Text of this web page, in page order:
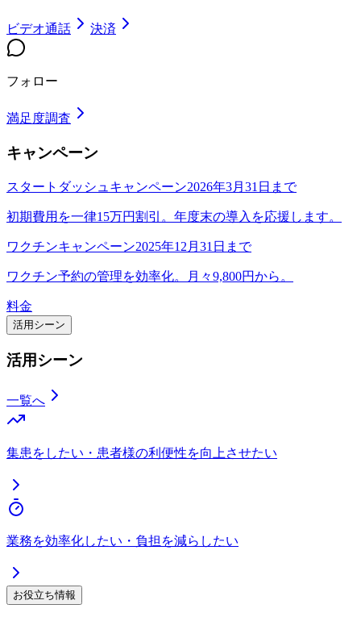
ビデオ通話 決済
フォロー
満足度調査
キャンペーン
スタートダッシュキャンペーン2026年3月31日まで
初期費用を一律15万円割引。年度末の導入を応援します。
ワクチンキャンペーン2025年12月31日まで
ワクチン予約の管理を効率化。月々9,800円から。
料金
活用シーン
活用シーン
一覧へ
集患をしたい・患者様の利便性を向上させたい
業務を効率化したい・負担を減らしたい
お役立ち情報